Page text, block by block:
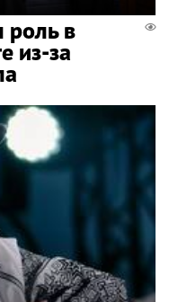
роль в
из-за